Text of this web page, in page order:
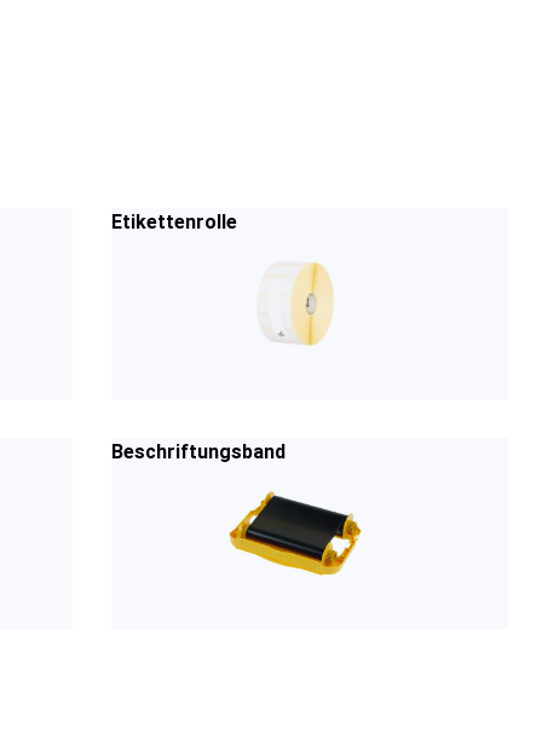
Etikettenrolle
Beschriftungsband